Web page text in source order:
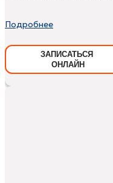
Подробнее
ЗАПИСАТЬСЯ
ОНЛАЙН